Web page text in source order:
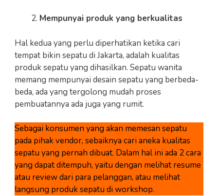
Mempunyai produk yang berkualitas
Hal kedua yang perlu diperhatikan ketika cari
tempat bikin sepatu di Jakarta, adalah kualitas
produk sepatu yang dihasilkan. Sepatu wanita
memang mempunyai desain sepatu yang berbeda-
beda, ada yang tergolong mudah proses
pembuatannya ada juga yang rumit.
Sebagai konsumen yang akan memesan sepatu
pada pihak vendor, sebaiknya cari aneka kualitas
sepatu yang pernah dibuat. Dalam hal ini ada 2 cara
yang dapat ditempuh, yaitu dengan melihat resume
atau review dari para pelanggan, atau melihat
langsung produk sepatu di workshop.